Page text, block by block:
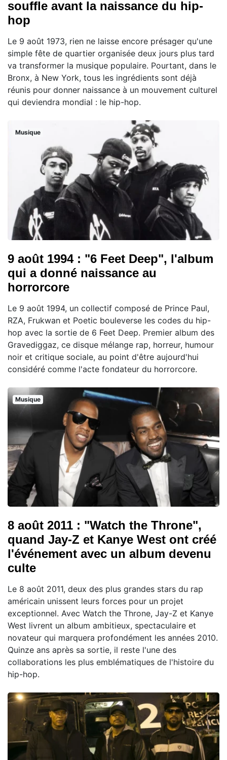
souffle avant la naissance du hip-
hop
Le 9 août 1973, rien ne laisse encore présager qu'une
simple fête de quartier organisée deux jours plus tard
va transformer la musique populaire. Pourtant, dans le
Bronx, à New York, tous les ingrédients sont déjà
réunis pour donner naissance à un mouvement culturel
qui deviendra mondial : le hip-hop.
Musique
9 août 1994 : "6 Feet Deep", l'album
qui a donné naissance au
horrorcore
Le 9 août 1994, un collectif composé de Prince Paul,
RZA, Frukwan et Poetic bouleverse les codes du hip-
hop avec la sortie de 6 Feet Deep. Premier album des
Gravediggaz, ce disque mélange rap, horreur, humour
noir et critique sociale, au point d'être aujourd'hui
considéré comme l'acte fondateur du horrorcore.
Musique
8 août 2011 : "Watch the Throne",
quand Jay-Z et Kanye West ont créé
l'événement avec un album devenu
culte
Le 8 août 2011, deux des plus grandes stars du rap
américain unissent leurs forces pour un projet
exceptionnel. Avec Watch the Throne, Jay-Z et Kanye
West livrent un album ambitieux, spectaculaire et
novateur qui marquera profondément les années 2010.
Quinze ans après sa sortie, il reste l'une des
collaborations les plus emblématiques de l'histoire du
hip-hop.